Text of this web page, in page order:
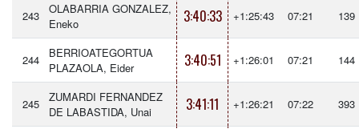
243
OLABARRIA GONZALEZ,
Eneko
3:40:33 +1:25:43 07:21 139
244
BERRIOATEGORTUA
PLAZAOLA, Eider
3:40:51 +1:26:01 07:21 144
245
ZUMARDI FERNANDEZ
DE LABASTIDA, Unai
3:41:11 +1:26:21 07:22 393